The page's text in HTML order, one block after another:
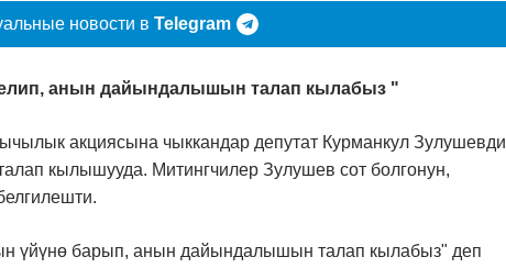
новости в Telegram
анын дайындалышын талап кылабыз "
акциясына чыккандар депутат Курманкул Зулушевди
кылышууда. Митингчилер Зулушев сот болгонун,
үйүнө барып, анын дайындалышын талап кылабыз" деп